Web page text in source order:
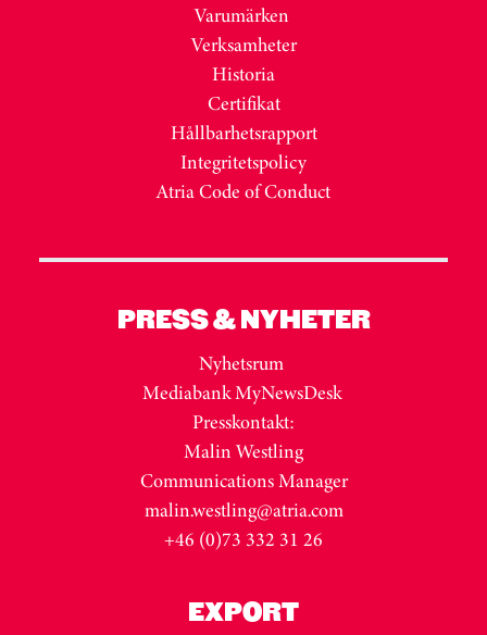
Varumärken
Verksamheter
Historia
Certifikat
Hållbarhetsrapport
Integritetspolicy
Atria Code of Conduct
PRESS & NYHETER
Nyhetsrum
Mediabank MyNewsDesk
Presskontakt:
Malin Westling
Communications Manager
malin.westling@atria.com
+46 (0)73 332 31 26
EXPORT